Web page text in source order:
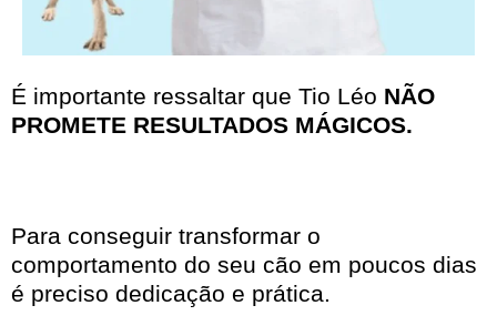
É importante ressaltar que Tio Léo NÃO
PROMETE RESULTADOS MÁGICOS.
Para conseguir transformar o
comportamento do seu cão em poucos dias
é preciso dedicação e prática.